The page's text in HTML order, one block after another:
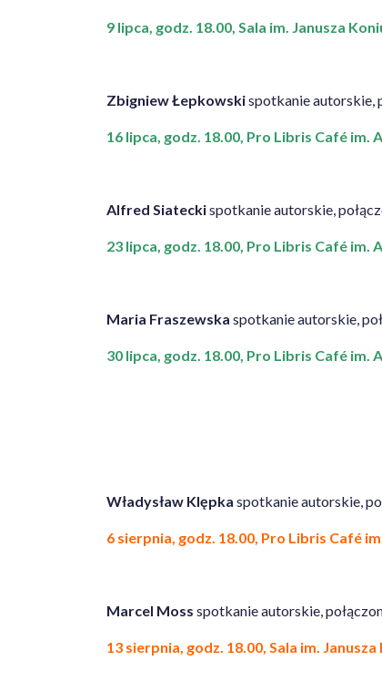
9 lipca, godz. 18.00, Sala im. Janusza
Zbigniew Łepkowskispotkanie autorskie,
16 lipca, godz. 18.00, Pro Libris Café im.
Alfred Siateckispotkanie autorskie,
23 lipca, godz. 18.00, Pro Libris Café im.
Maria Fraszewska spotkanie autorskie,
30 lipca, godz. 18.00, Pro Libris Café im.
Władysław Klępka spotkanie autorskie,
6 sierpnia, godz. 18.00, Pro Libris Café
Marcel Moss spotkanie autorskie,
13 sierpnia, godz. 18.00, Sala im. Janusza